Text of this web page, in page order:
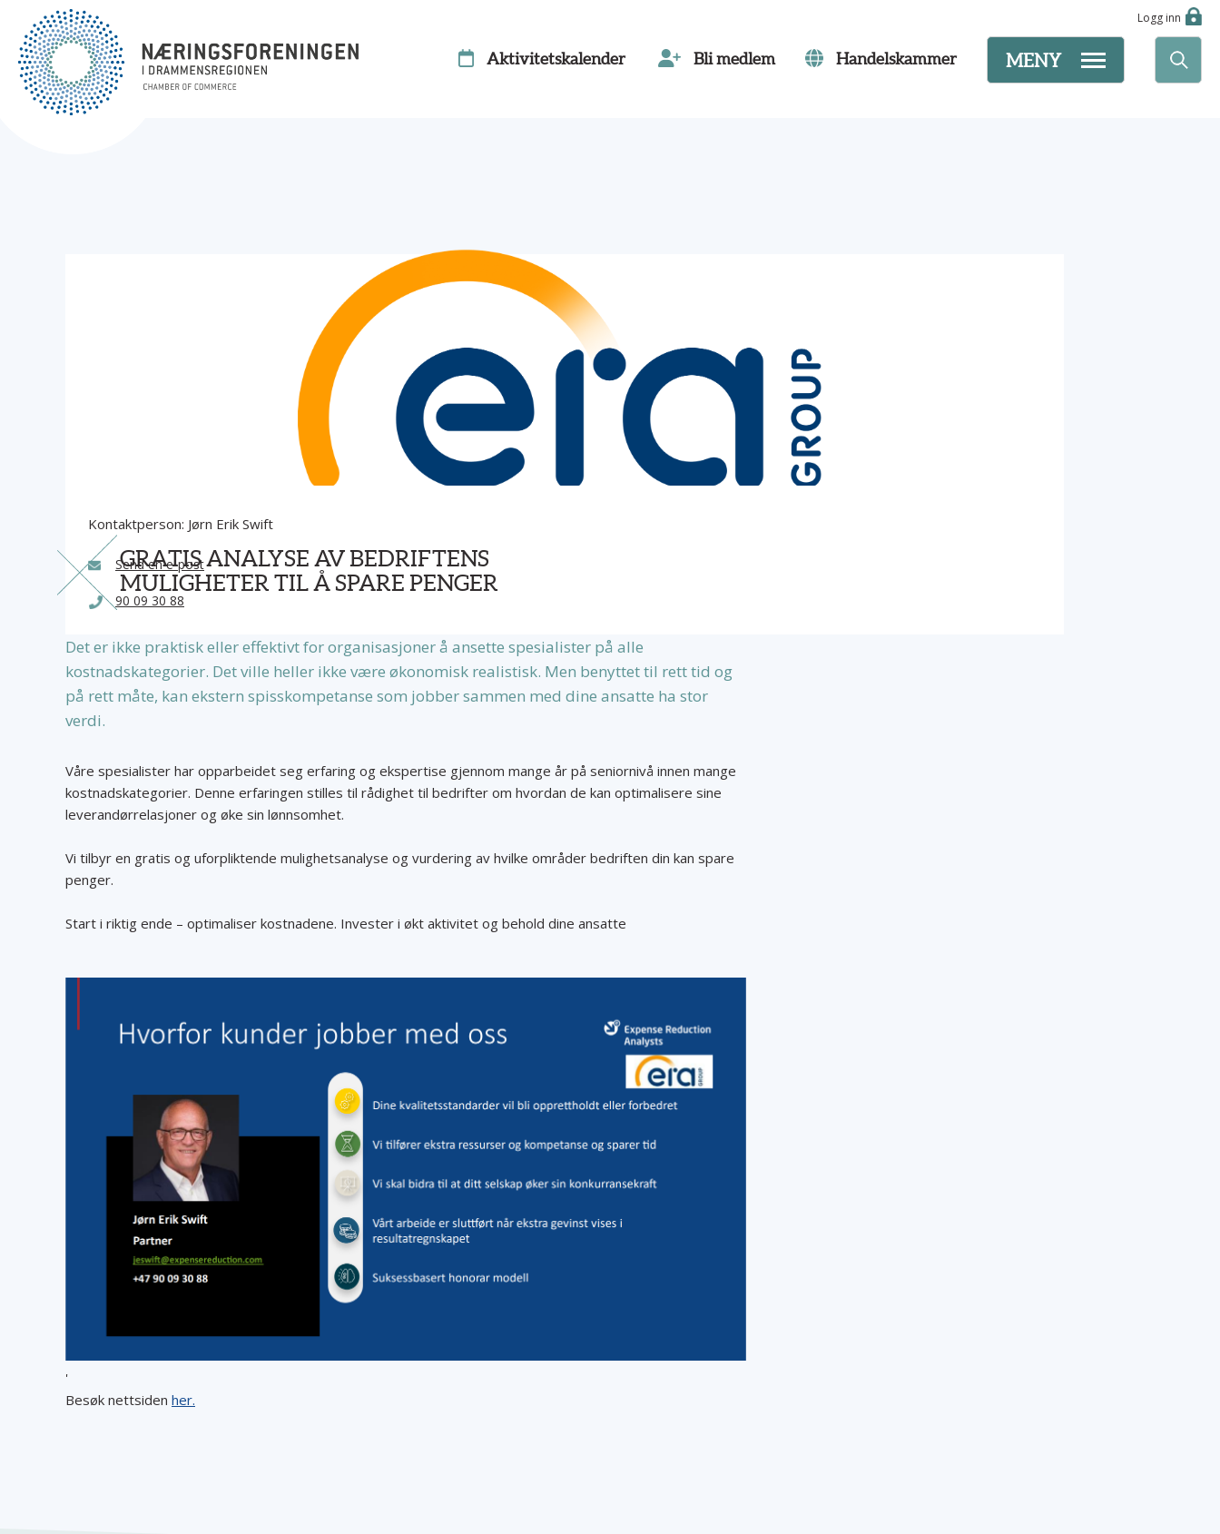
Logg inn
MENY
Aktivitetskalender Bli medlem Handelskammer
Kontaktperson: Jørn Erik Swift
Send en e-post
90 09 30 88
GRATIS ANALYSE AV BEDRIFTENS
MULIGHETER TIL Å SPARE PENGER
Det er ikke praktisk eller effektivt for organisasjoner å ansette spesialister på alle
kostnadskategorier. Det ville heller ikke være økonomisk realistisk. Men benyttet til rett tid og
på rett måte, kan ekstern spisskompetanse som jobber sammen med dine ansatte ha stor
verdi.
Våre spesialister har opparbeidet seg erfaring og ekspertise gjennom mange år på seniornivå innen mange
kostnadskategorier. Denne erfaringen stilles til rådighet til bedrifter om hvordan de kan optimalisere sine
leverandørrelasjoner og øke sin lønnsomhet.
Vi tilbyr en gratis og uforpliktende mulighetsanalyse og vurdering av hvilke områder bedriften din kan spare
penger.
Start i riktig ende – optimaliser kostnadene. Invester i økt aktivitet og behold dine ansatte
'
Besøk nettsiden her.